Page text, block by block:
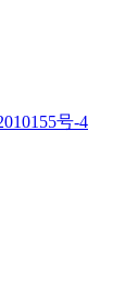
号-4